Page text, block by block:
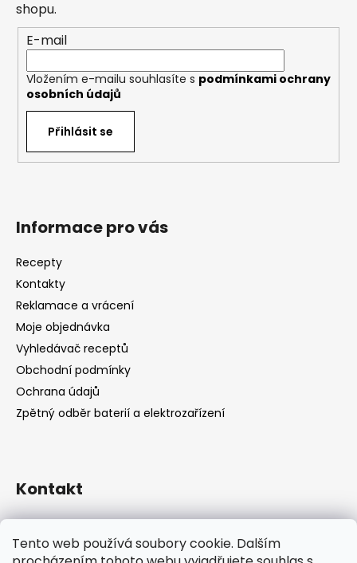
Tento web používá soubory cookie. Dalším
shopu.
E-mail
Vložením e-mailu souhlasíte s podmínkami ochrany
osobních údajů
Přihlásit se
Informace pro vás
Recepty
Kontakty
Reklamace a vrácení
Moje objednávka
Vyhledávač receptů
Obchodní podmínky
Ochrana údajů
Zpětný odběr baterií a elektrozařízení
Kontakt